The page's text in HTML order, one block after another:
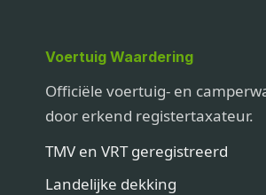
Voertuig Waardering
Officiële voertuig- en
door erkend registertaxateur.
TMV en VRT geregistreerd
Landelijke dekking